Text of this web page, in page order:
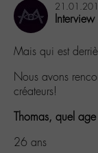
Mais qui est
Nous avons
créateurs!
Thomas, quel age
26 ans